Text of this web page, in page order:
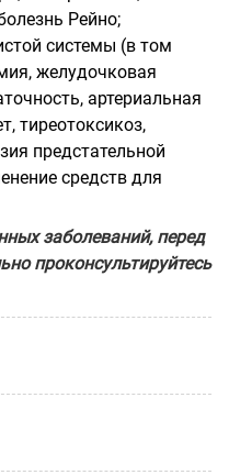
Рейно;
системы (в том
желудочковая
артериальная
тиреотоксикоз,
предстательной
средств для
заболеваний, перед
проконсультируйтесь